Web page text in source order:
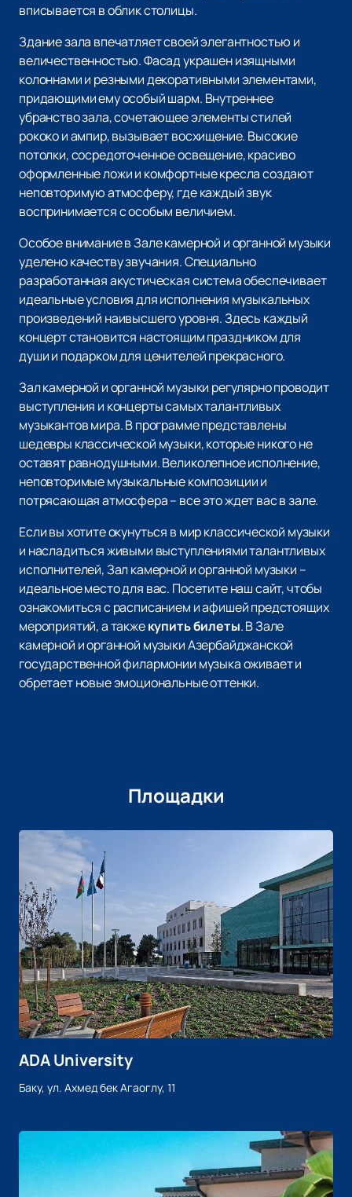
вписывается в облик столицы.
Здание зала впечатляет своей элегантностью и
величественностью. Фасад украшен изящными
колоннами и резными декоративными элементами,
придающими ему особый шарм. Внутреннее
убранство зала, сочетающее элементы стилей
рококо и ампир, вызывает восхищение. Высокие
потолки, сосредоточенное освещение, красиво
оформленные ложи и комфортные кресла создают
неповторимую атмосферу, где каждый звук
воспринимается с особым величием.
Особое внимание в Зале камерной и органной музыки
уделено качеству звучания. Специально
разработанная акустическая система обеспечивает
идеальные условия для исполнения музыкальных
произведений наивысшего уровня. Здесь каждый
концерт становится настоящим праздником для
души и подарком для ценителей прекрасного.
Зал камерной и органной музыки регулярно проводит
выступления и концерты самых талантливых
музыкантов мира. В программе представлены
шедевры классической музыки, которые никого не
оставят равнодушными. Великолепное исполнение,
неповторимые музыкальные композиции и
потрясающая атмосфера – все это ждет вас в зале.
Если вы хотите окунуться в мир классической музыки
и насладиться живыми выступлениями талантливых
исполнителей, Зал камерной и органной музыки –
идеальное место для вас. Посетите наш сайт, чтобы
ознакомиться с расписанием и афишей предстоящих
мероприятий, а такжекупить билеты. В Зале
камерной и органной музыки Азербайджанской
государственной филармонии музыка оживает и
обретает новые эмоциональные оттенки.
Площадки
ADA University
Баку, ул. Ахмед бек Агаоглу, 11